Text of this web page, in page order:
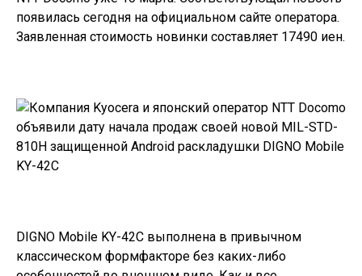
появилась сегодня на официальном сайте оператора.
Заявленная стоимость новинки составляет 17490 иен.
DIGNO Mobile KY-42C выполнена в привычном
классическом формфакторе без каких-либо